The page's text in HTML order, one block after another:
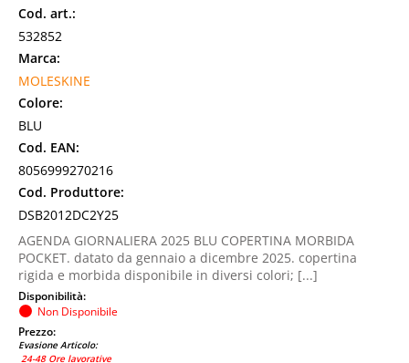
Cod. art.:
532852
Marca:
MOLESKINE
Colore:
BLU
Cod. EAN:
8056999270216
Cod. Produttore:
DSB2012DC2Y25
AGENDA GIORNALIERA 2025 BLU COPERTINA MORBIDA
POCKET. datato da gennaio a dicembre 2025. copertina
rigida e morbida disponibile in diversi colori; [...]
Disponibilità:
Non Disponibile
Prezzo:
Evasione Articolo:
24-48 Ore lavorative